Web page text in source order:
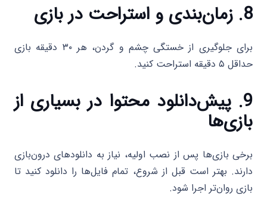
8. زمان‌بندی و استراحت در بازی
برای جلوگیری از خستگی چشم و گردن، هر ۳۰ دقیقه بازی
حداقل ۵ دقیقه استراحت کنید.
9. پیش‌دانلود محتوا در بسیاری از
بازی‌ها
برخی بازی‌ها پس از نصب اولیه، نیاز به دانلودهای درون‌بازی
دارند. بهتر است قبل از شروع، تمام فایل‌ها را دانلود کنید تا
بازی روان‌تر اجرا شود.